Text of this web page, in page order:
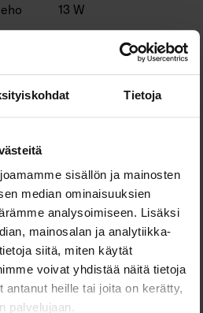
Tietoja
sisällön ja mainosten
median ominaisuuksien
analysoimiseen. Lisäksi
mainosalan ja analytiikka-
siitä, miten käytät
voivat yhdistää näitä tietoja
antanut heille tai joita on kerätty,
palvelujaan.
13 W
20 %
Ei
Ei
Ei